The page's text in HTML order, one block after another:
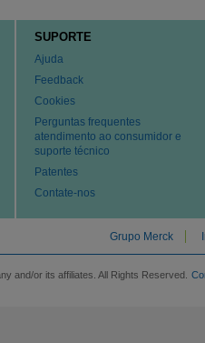
SUPORTE
Ajuda
Feedback
Cookies
Perguntas frequentes
atendimento ao consumidor e
suporte técnico
Patentes
Contate-nos
Grupo Merck
and/or its affiliates. All Rights Reserved.